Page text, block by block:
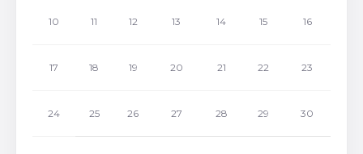
10 11 12 13 14 15 16
17 18 19 20 21 22 23
24 25 26 27 28 29 30